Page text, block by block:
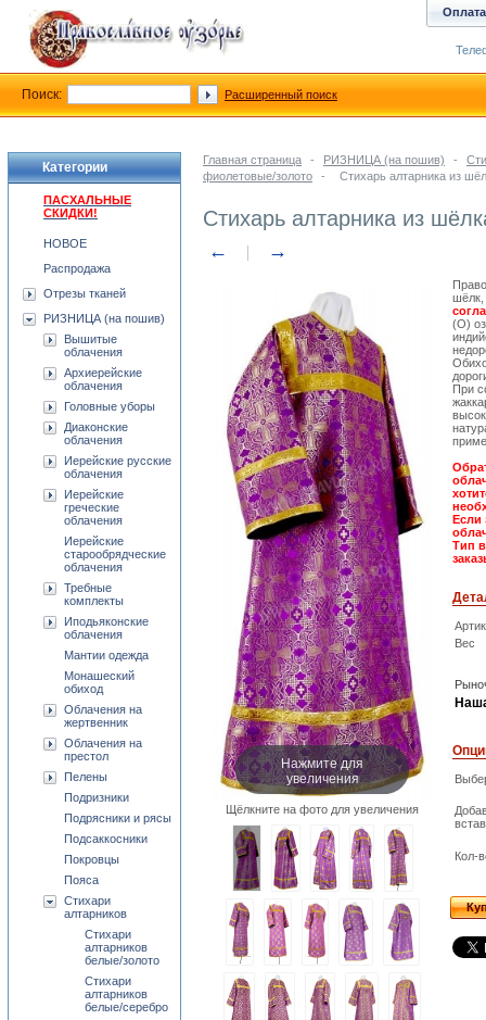
Главная страница - РИЗНИЦА (на пошив) -
фиолетовые/золото
- Стихарь алтарника из
Стихарь алтарника из
← →
Нажмите для
увеличения
Щёлкните на фото для увеличения
(О)
При
Если
Тип
Вес
Кол-
Категории
ПАСХАЛЬНЫЕ
СКИДКИ!
НОВОЕ
Распродажа
Отрезы тканей
РИЗНИЦА (на пошив)
Вышитые
облачения
Архиерейские
облачения
Головные уборы
Диаконские
облачения
Иерейские русские
облачения
Иерейские
греческие
облачения
Иерейские
старообрядческие
облачения
Требные
комплекты
Иподьяконские
облачения
Мантии одежда
Монашеский
обиход
Облачения на
жертвенник
Облачения на
престол
Пелены
Подризники
Подрясники и рясы
Подсаккосники
Покровцы
Пояса
Стихари
алтарников
Стихари
алтарников
белые/золото
Стихари
алтарников
белые/серебро
Оплата
Поиск: Расширенный поиск